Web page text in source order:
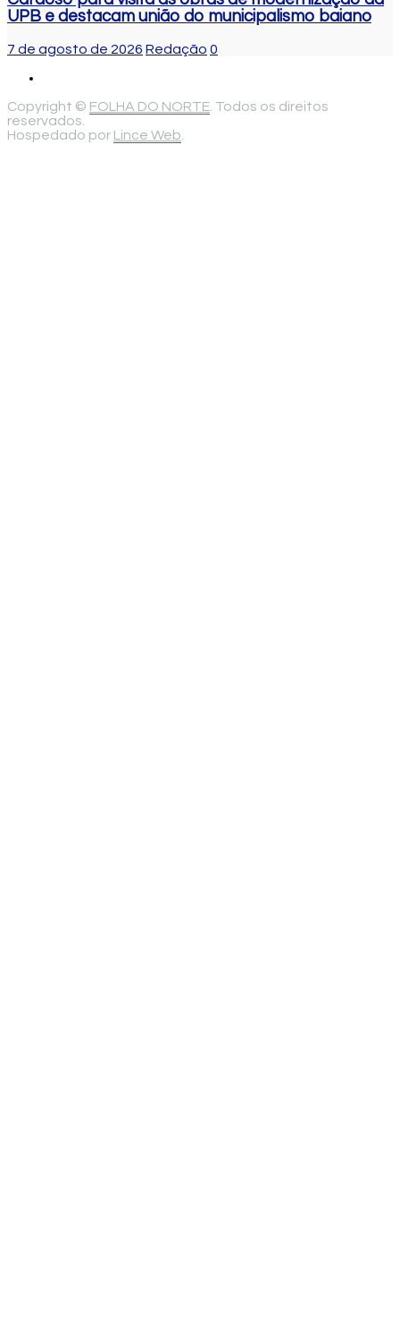
UPB e destacam união do municipalismo baiano
7 de agosto de 2026 Redação 0
Copyright © FOLHA DO NORTE . Todos os direitos
reservados.
Hospedado por Lince Web